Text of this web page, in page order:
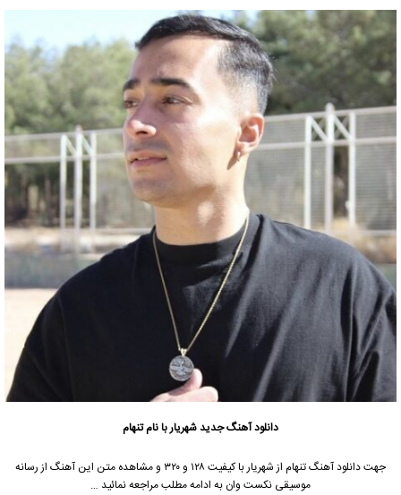
دانلود آهنگ جدیدشهریار با نام تنهام
جهت دانلود آهنگ تنهام از شهریار با کیفیت ۱۲۸ و ۳۲۰ و مشاهده متن این آهنگ از رسانه
موسیقی نکست وان به ادامه مطلب مراجعه نمائید …